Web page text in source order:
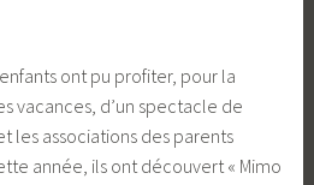
ont pu profiter, pour la
vacances, d’un spectacle de
les associations des parents
année, ils ont découvert « Mimo